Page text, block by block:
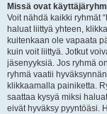
Missä ovat
Voit nähdä kaikki ryhmät
haluat liittyä yhteen,
kuitenkaan ole vapaata
kuin voit liittyä. Jotkut
jäsenyyksiä. Jos ryhmä
ryhmä vaatii
klikkaamalla painiketta.
saattaa kysyä miksi
eivät hyväksy pyyntöäsi.